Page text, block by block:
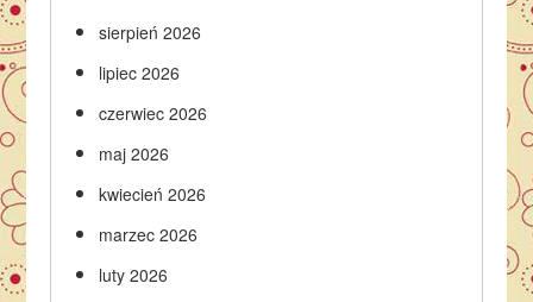
sierpień 2026
lipiec 2026
czerwiec 2026
maj 2026
kwiecień 2026
marzec 2026
luty 2026